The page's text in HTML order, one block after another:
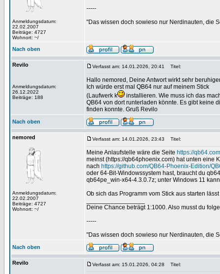
Anmeldungsdatum:
22.02.2007
Beiträge: 4727
Wohnort: ~/
-----
"Das wissen doch sowieso nur Nerdinauten, die
Nach oben
Revilo
Anmeldungsdatum:
26.12.2022
Beiträge: 188
Verfasst am: 14.01.2026, 20:41 Titel:
Hallo nemored, Deine Antwort wirkt sehr
Ich würde erst mal QB64 nur auf meinem Stick
(Laufwerk k
installieren. Wie muss ich das
QB64 von dort runterladen könnte. Es gibt keine
finden konnte. Gruß Revilo
Nach oben
nemored
Anmeldungsdatum:
22.02.2007
Beiträge: 4727
Wohnort: ~/
Verfasst am: 14.01.2026, 23:43 Titel:
Meine Anlaufstelle wäre die Seite https://
meinst (https://qb64phoenix.com) hat unten eine
nach https://github.com/QB64-Phoenix-Edition/
oder 64-Bit-Windowssystem hast, braucht du
qb64pe_win-x64-4.3.0.7z; unter Windows 11
Ob sich das Programm vom Stick aus starten
Deine Chance beträgt 1:1000. Also musst du
-----
"Das wissen doch sowieso nur Nerdinauten, die
Nach oben
Revilo Verfasst am: 15.01.2026, 04:28 Titel: